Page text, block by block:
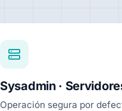
Sysadmin ·
Operación segura por